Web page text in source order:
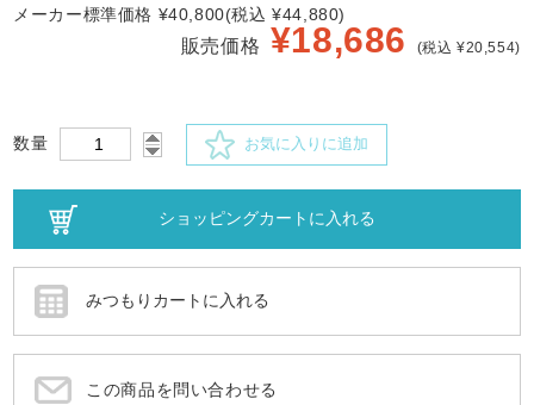
メーカー標準価格 ¥40,800(税込 ¥44,880)
販売価格 ¥18,686 (税込 ¥20,554)
数量 お気に入りに追加
この商品を問い合わせる